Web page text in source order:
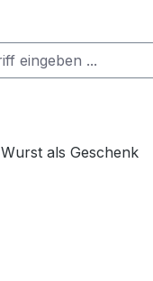
Wurst als Geschenk